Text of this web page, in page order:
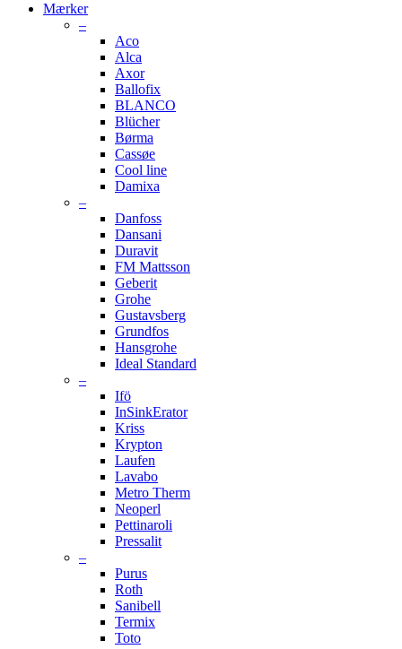
Mærker
–
Aco
Alca
Axor
Ballofix
BLANCO
Blücher
Børma
Cassøe
Cool line
Damixa
–
Danfoss
Dansani
Duravit
FM Mattsson
Geberit
Grohe
Gustavsberg
Grundfos
Hansgrohe
Ideal Standard
–
Ifö
InSinkErator
Kriss
Krypton
Laufen
Lavabo
Metro Therm
Neoperl
Pettinaroli
Pressalit
–
Purus
Roth
Sanibell
Termix
Toto